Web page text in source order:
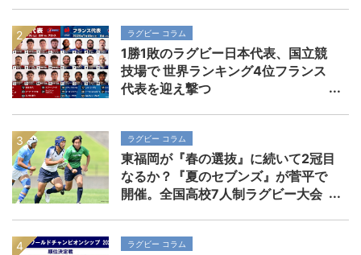
ラグビー コラム
1勝1敗のラグビー日本代表、国立競
技場で 世界ランキング4位フランス
代表を迎え撃つ
ラグビー コラム
東福岡が『春の選抜』に続いて2冠目
なるか？『夏のセブンズ』が菅平で
開催。全国高校7人制ラグビー大会
ラグビー コラム